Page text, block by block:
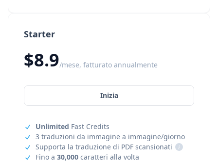
Starter
$8.9/mese, fatturato annualmente
Inizia
Unlimited Fast Credits
3 traduzioni da immagine a immagine/giorno
Supporta la traduzione di PDF scansionati
i
Fino a 30,000 caratteri alla volta